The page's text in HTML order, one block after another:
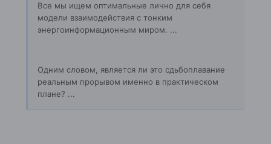
Все мы ищем оптимальные лично для себя
модели взаимодействия с тонким
энергоинформационным миром. ...
Одним словом, является ли это сдьбоплавание
реальным прорывом именно в практическом
плане? ...